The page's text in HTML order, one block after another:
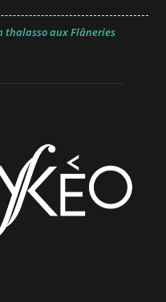
thalasso aux Flâneries